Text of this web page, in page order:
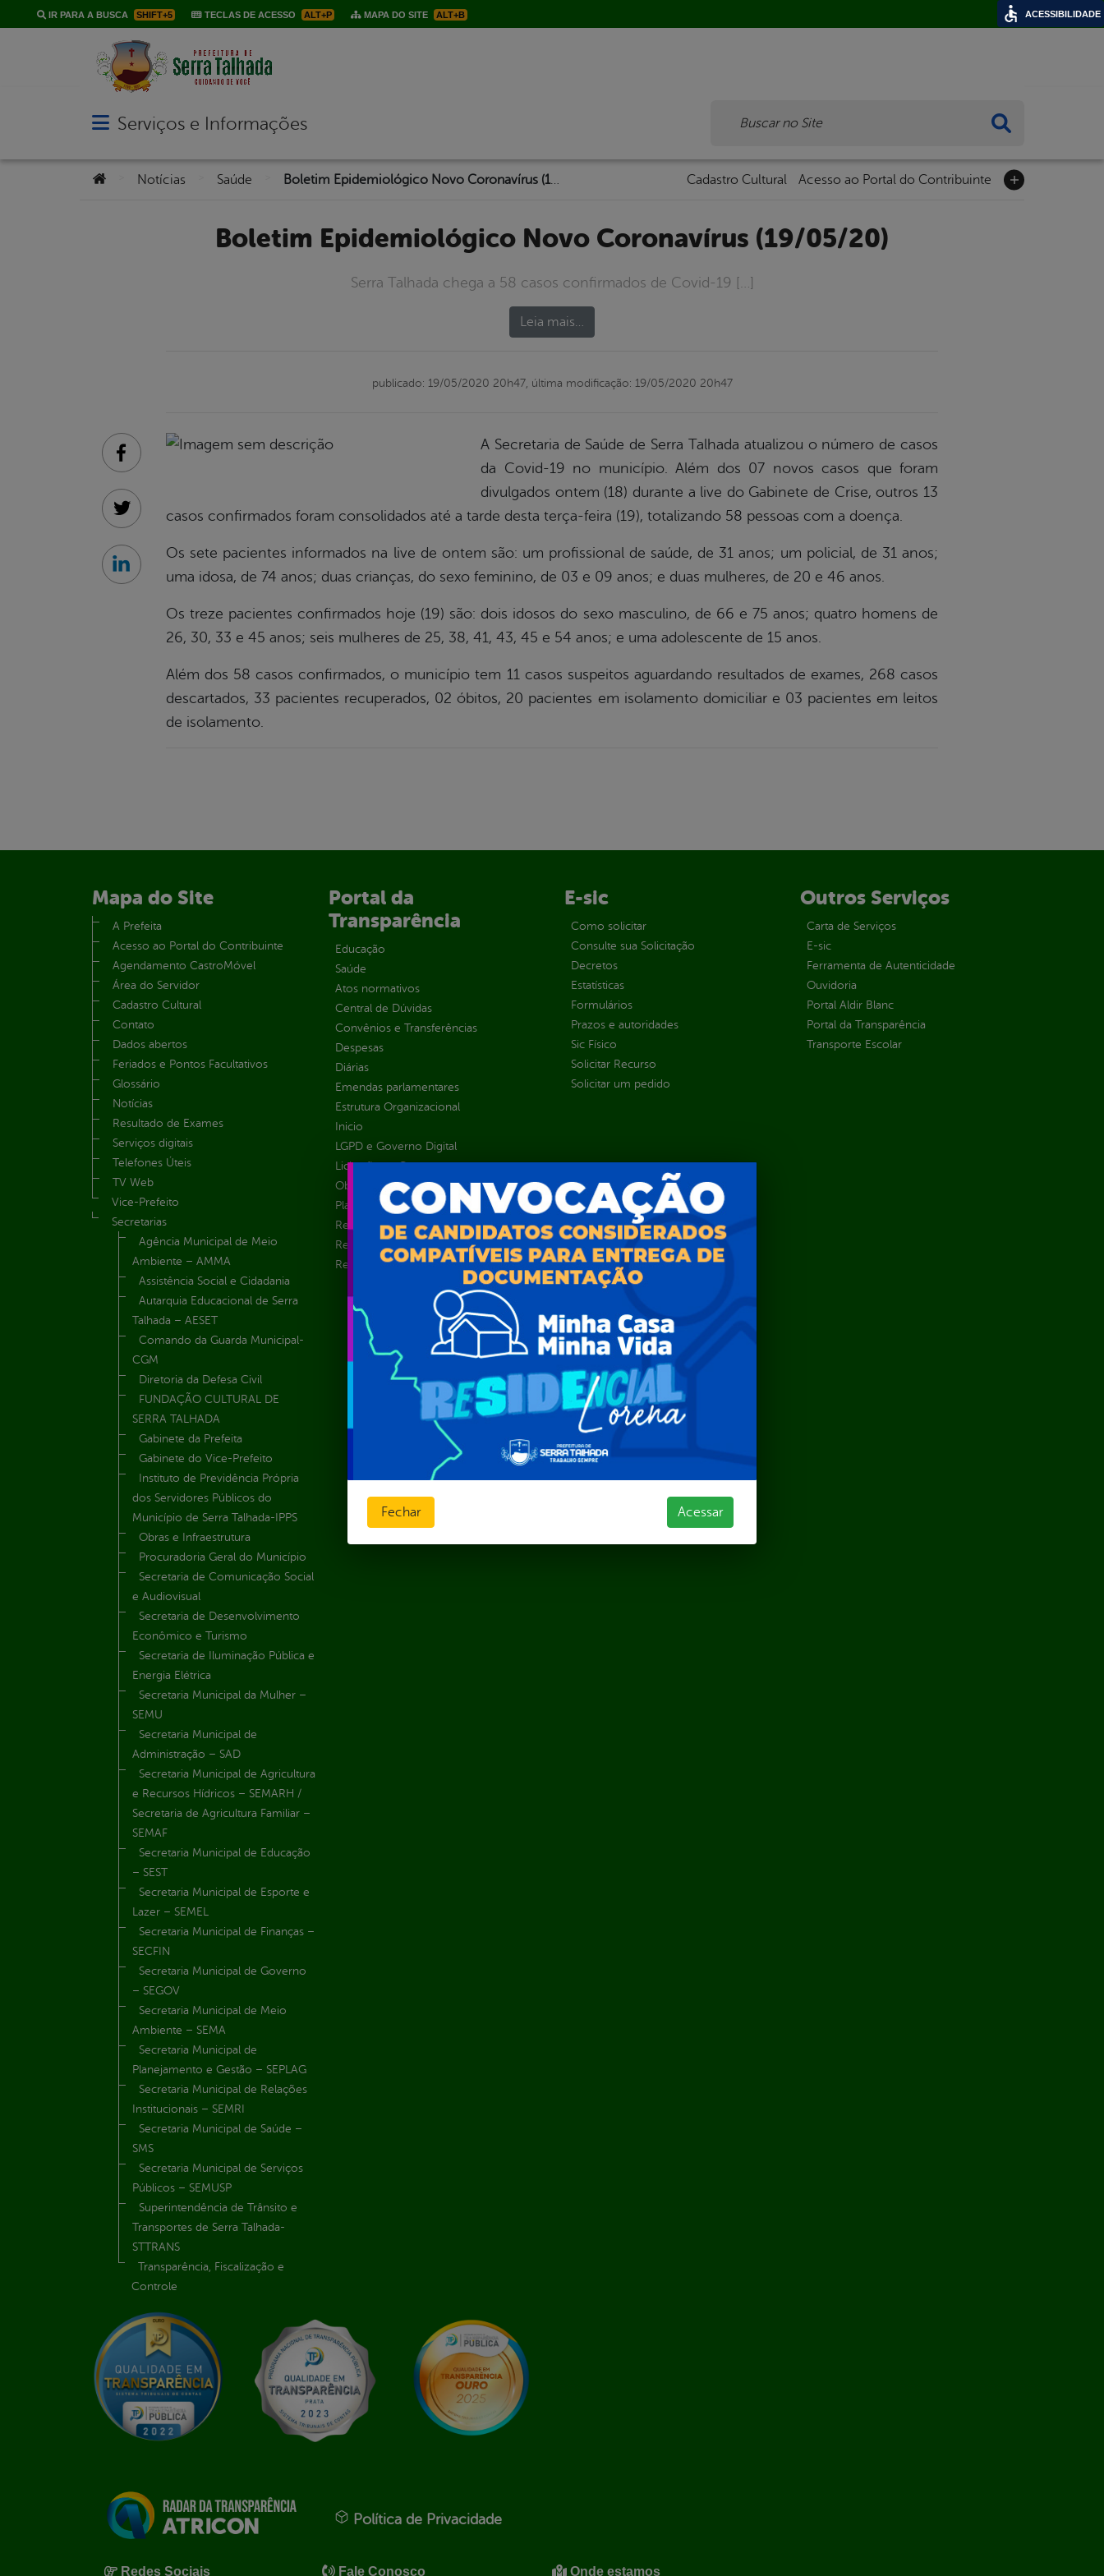
IR PARA A BUSCA SHIFT+5 TECLAS DE ACESSO ALT+P MAPA DO SITE ALT+B
Abrir menu principal de navegação
Serviços e Informações
Você está aqui:
Notícias Saúde Cadastro Cultural Acesso ao Portal do Contribuinte
Boletim Epidemiológico Novo Coronavírus (19/05/20)
Serra Talhada chega a 58 casos confirmados de Covid-19 […]
Leia mais…
publicado: 19/05/2020 20h47, última modificação: 19/05/2020 20h47
A Secretaria de Saúde de Serra Talhada atualizou o número de casos
da Covid-19 no município. Além dos 07 novos casos que foram
divulgados ontem (18) durante a live do Gabinete de Crise, outros 13
casos confirmados foram consolidados até a tarde desta terça-feira (19), totalizando 58 pessoas com a doença.
Os sete pacientes informados na live de ontem são: um profissional de saúde, de 31 anos; um policial, de 31 anos;
uma idosa, de 74 anos; duas crianças, do sexo feminino, de 03 e 09 anos; e duas mulheres, de 20 e 46 anos.
Os treze pacientes confirmados hoje (19) são: dois idosos do sexo masculino, de 66 e 75 anos; quatro homens de
26, 30, 33 e 45 anos; seis mulheres de 25, 38, 41, 43, 45 e 54 anos; e uma adolescente de 15 anos.
Além dos 58 casos confirmados, o município tem 11 casos suspeitos aguardando resultados de exames, 268 casos
descartados, 33 pacientes recuperados, 02 óbitos, 20 pacientes em isolamento domiciliar e 03 pacientes em leitos
de isolamento.
Facebook
Twitter
Linkedin
Mapa do Site
A Prefeita
Acesso ao Portal do Contribuinte
Agendamento CastroMóvel
Área do Servidor
Cadastro Cultural
Contato
Dados abertos
Feriados e Pontos Facultativos
Glossário
Notícias
Resultado de Exames
Serviços digitais
Telefones Úteis
TV Web
Vice-Prefeito
Secretarias
Agência Municipal de Meio
Ambiente – AMMA
Assistência Social e Cidadania
Autarquia Educacional de Serra
Talhada – AESET
Comando da Guarda Municipal-
CGM
Diretoria da Defesa Civil
FUNDAÇÃO CULTURAL DE
SERRA TALHADA
Gabinete da Prefeita
Gabinete do Vice-Prefeito
Instituto de Previdência Própria
dos Servidores Públicos do
Município de Serra Talhada-IPPS
Obras e Infraestrutura
Procuradoria Geral do Município
Secretaria de Comunicação Social
e Audiovisual
Secretaria de Desenvolvimento
Econômico e Turismo
Secretaria de Iluminação Pública e
Energia Elétrica
Secretaria Municipal da Mulher –
SEMU
Secretaria Municipal de
Administração – SAD
Secretaria Municipal de Agricultura
e Recursos Hídricos – SEMARH /
Secretaria de Agricultura Familiar –
SEMAF
Secretaria Municipal de Educação
– SEST
Secretaria Municipal de Esporte e
Lazer – SEMEL
Secretaria Municipal de Finanças –
SECFIN
Secretaria Municipal de Governo
– SEGOV
Secretaria Municipal de Meio
Ambiente – SEMA
Secretaria Municipal de
Planejamento e Gestão – SEPLAG
Secretaria Municipal de Relações
Institucionais – SEMRI
Secretaria Municipal de Saúde –
SMS
Secretaria Municipal de Serviços
Públicos – SEMUSP
Superintendência de Trânsito e
Transportes de Serra Talhada-
STTRANS
Transparência, Fiscalização e
Controle
Portal da
Transparência
Educação
Saúde
Atos normativos
Central de Dúvidas
Convênios e Transferências
Despesas
Diárias
Emendas parlamentares
Estrutura Organizacional
Inicio
LGPD e Governo Digital
Licitações e Contratos
Obras Públicas
Planejamento e Prestação de Contas
Receitas
Recursos Humanos
Renúncias de Receitas
E-sic
Como solicitar
Consulte sua Solicitação
Decretos
Estatísticas
Formulários
Prazos e autoridades
Sic Físico
Solicitar Recurso
Solicitar um pedido
Outros Serviços
Carta de Serviços
E-sic
Ferramenta de Autenticidade
Ouvidoria
Portal Aldir Blanc
Portal da Transparência
Transporte Escolar
Política de Privacidade
Redes Sociais Fale Conosco Onde estamos
Fechar Acessar
ACESSIBILIDADE